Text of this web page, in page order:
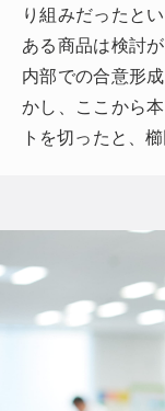
り組みだったと
ある商品は検討
内部での合意形
かし、ここから
トを切ったと、